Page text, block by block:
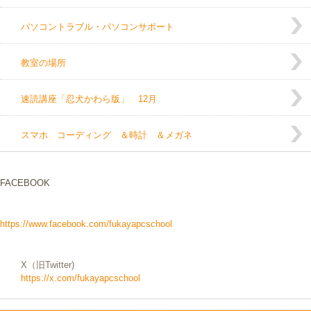
パソコントラブル・パソコンサポート
教室の場所
速読講座「忍犬かわら版」 12月
スマホ コーディング ＆時計 ＆メガネ
FACEBOOK
https://www.facebook.com/fukayapcschool
X（旧Twitter)
https://x.com/fukayapcschool